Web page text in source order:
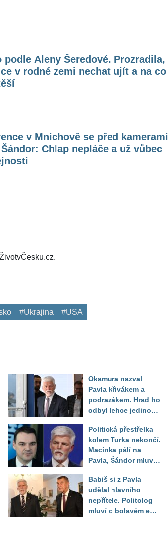
podle Aleny Šeredové. Prozradila,
v rodné zemi nechat ujít a na co
v Mnichově se před kamerami
Chlap nepláče a už vůbec
#Ukrajina #USA
Okamura nazval
Pavla křivákem a
podrazákem. Hrad ho
odbyl lehce jedinou
vysvětlil proč
Politická přestřelka
kolem Turka nekončí.
Macinka pálí na
Pavla, Šándor mluví
poplatníkovi
Babiš si z Pavla
udělal hlavního
nepřítele. Politolog
mluví o bolavém egu